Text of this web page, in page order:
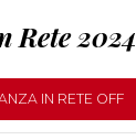
Rete 2024
IN RETE OFF